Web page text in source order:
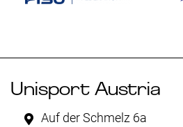
Unisport Austria
Auf der Schmelz 6a